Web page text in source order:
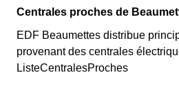
Centrales proches de
EDF Beaumettes distribue
provenant des centrales
ListeCentralesProches